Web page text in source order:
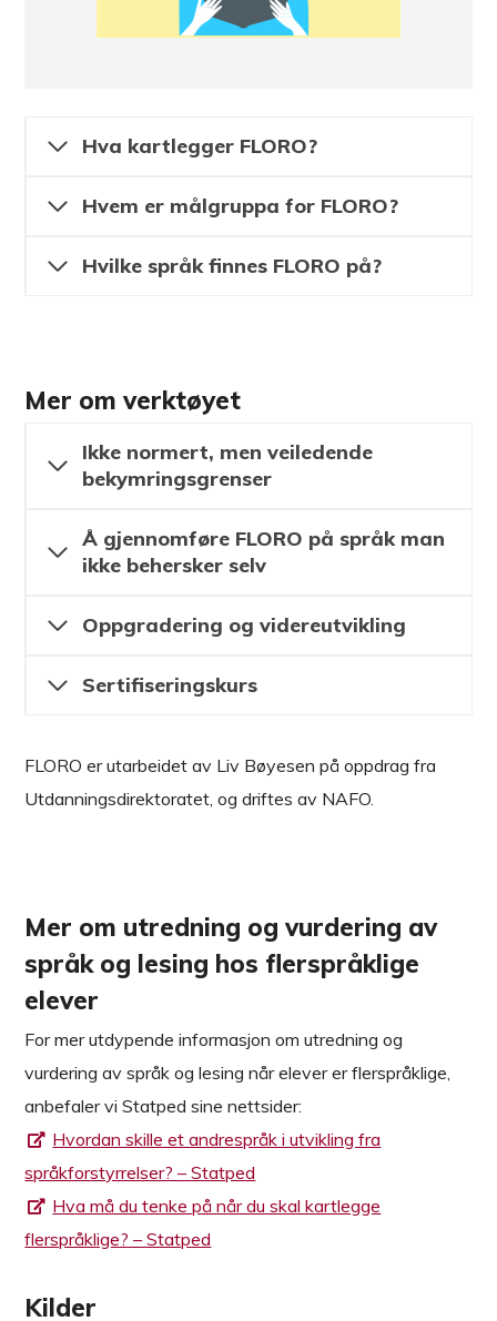
Hva kartlegger FLORO?
Hvem er målgruppa for FLORO?
Hvilke språk finnes FLORO på?
Mer om verktøyet
Ikke normert, men veiledende
bekymringsgrenser
Å gjennomføre FLORO på språk man
ikke behersker selv
Oppgradering og videreutvikling
Sertifiseringskurs
FLORO er utarbeidet av Liv Bøyesen på oppdrag fra
Utdanningsdirektoratet, og driftes av NAFO.
Mer om utredning og vurdering av
språk og lesing hos flerspråklige
elever
For mer utdypende informasjon om utredning og
vurdering av språk og lesing når elever er flerspråklige,
anbefaler vi Statped sine nettsider:
Hvordan skille et andrespråk i utvikling fra
språkforstyrrelser? – Statped
Hva må du tenke på når du skal kartlegge
flerspråklige? – Statped
Kilder